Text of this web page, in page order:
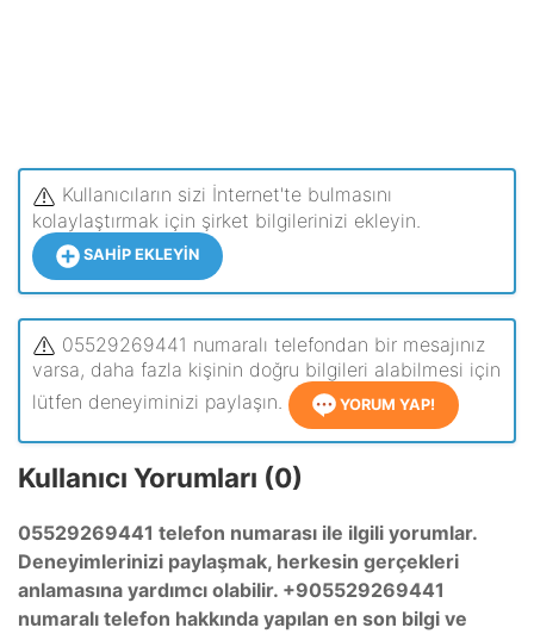
Kullanıcıların sizi İnternet'te bulmasını
kolaylaştırmak için şirket bilgilerinizi ekleyin.
SAHIP EKLEYIN
05529269441 numaralı telefondan bir mesajınız
varsa, daha fazla kişinin doğru bilgileri alabilmesi için
lütfen deneyiminizi paylaşın.
YORUM YAP!
Kullanıcı Yorumları (0)
05529269441 telefon numarası ile ilgili yorumlar.
Deneyimlerinizi paylaşmak, herkesin gerçekleri
anlamasına yardımcı olabilir. +905529269441
numaralı telefon hakkında yapılan en son bilgi ve